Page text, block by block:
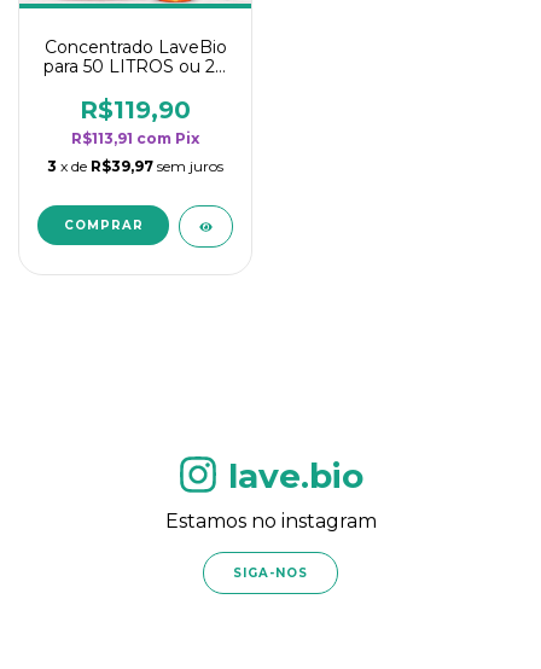
Concentrado LaveBio
para 50 LITROS ou 20
rendimento da
categoria - Flor de
Laranjeira
R$119,90
R$113,91 com Pix
3 x de R$39,97 sem juros
lave.bio
Estamos no instagram
SIGA-NOS